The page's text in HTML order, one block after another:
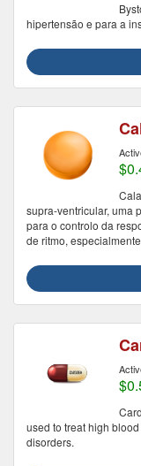
hipertensão e para a
supra-ventricular, uma
para o controlo da
de ritmo,
used to treat high
disorders.